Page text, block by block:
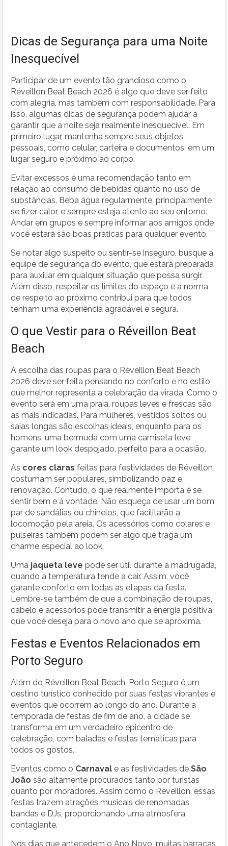
Dicas de Segurança para uma Noite
Inesquecível
Participar de um evento tão grandioso como o
Réveillon Beat Beach 2026 é algo que deve ser feito
com alegria, mas também com responsabilidade. Para
isso, algumas dicas de segurança podem ajudar a
garantir que a noite seja realmente inesquecível. Em
primeiro lugar, mantenha sempre seus objetos
pessoais, como celular, carteira e documentos, em um
lugar seguro e próximo ao corpo.
Evitar excessos é uma recomendação tanto em
relação ao consumo de bebidas quanto no uso de
substâncias. Beba água regularmente, principalmente
se fizer calor, e sempre esteja atento ao seu entorno.
Andar em grupos e sempre informar aos amigos onde
você estará são boas práticas para qualquer evento.
Se notar algo suspeito ou sentir-se inseguro, busque a
equipe de segurança do evento, que estará preparada
para auxiliar em qualquer situação que possa surgir.
Além disso, respeitar os limites do espaço e a norma
de respeito ao próximo contribui para que todos
tenham uma experiência agradável e segura.
O que Vestir para o Réveillon Beat
Beach
A escolha das roupas para o Réveillon Beat Beach
2026 deve ser feita pensando no conforto e no estilo
que melhor representa a celebração da virada. Como o
evento será em uma praia, roupas leves e frescas são
as mais indicadas. Para mulheres, vestidos soltos ou
saias longas são escolhas ideais, enquanto para os
homens, uma bermuda com uma camiseta leve
garante um look despojado, perfeito para a ocasião.
As cores claras feitas para festividades de Réveillon
costumam ser populares, simbolizando paz e
renovação. Contudo, o que realmente importa é se
sentir bem e à vontade. Não esqueça de usar um bom
par de sandálias ou chinelos, que facilitarão a
locomoção pela areia. Os acessórios como colares e
pulseiras também podem ser algo que traga um
charme especial ao look.
Uma jaqueta leve pode ser útil durante a madrugada,
quando a temperatura tende a cair. Assim, você
garante conforto em todas as etapas da festa.
Lembre-se também de que a combinação de roupas,
cabelo e acessórios pode transmitir a energia positiva
que você deseja para o novo ano que se aproxima.
Festas e Eventos Relacionados em
Porto Seguro
Além do Réveillon Beat Beach, Porto Seguro é um
destino turístico conhecido por suas festas vibrantes e
eventos que ocorrem ao longo do ano. Durante a
temporada de festas de fim de ano, a cidade se
transforma em um verdadeiro epicentro de
celebração, com baladas e festas temáticas para
todos os gostos.
Eventos como o Carnaval e as festividades de São
João são altamente procurados tanto por turistas
quanto por moradores. Assim como o Réveillon, essas
festas trazem atrações musicais de renomadas
bandas e DJs, proporcionando uma atmosfera
contagiante.
Nos dias que antecedem o Ano Novo, muitas barracas